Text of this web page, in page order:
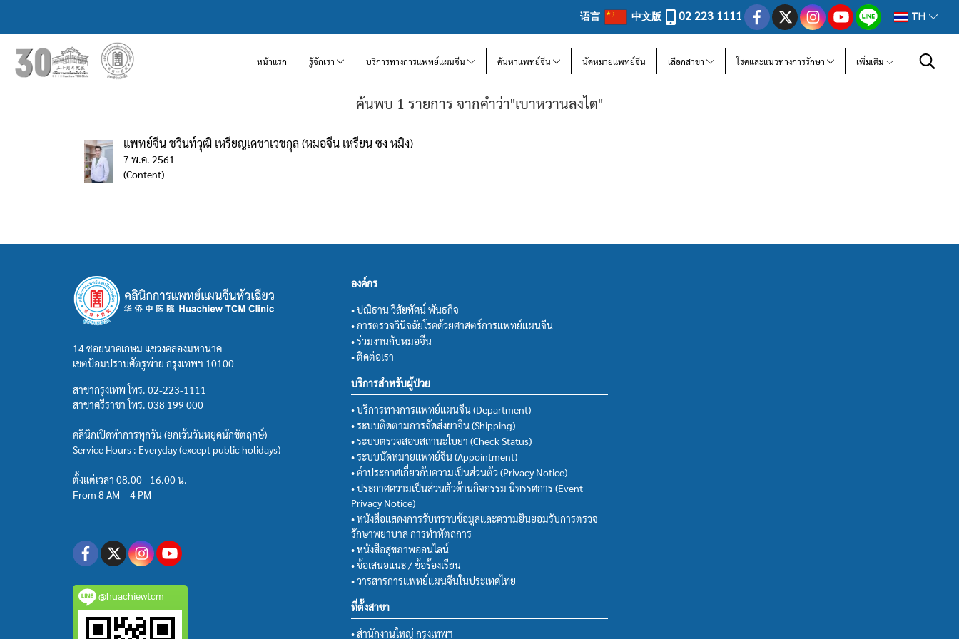
语言 中文版 02 223 1111 TH
หน้าแรก รู้จักเรา บริการทางการแพทย์แผนจีน ค้นหาแพทย์จีน นัดหมายแพทย์จีน เลือกสาขา โรคและแนวทางการรักษา เพิ่มเติม
ค้นพบ 1 รายการ จากคำว่า"เบาหวานลงไต"
แพทย์จีน ชวินท์วุฒิ เหรียญเดชาเวชกุล (หมอจีน เหรียน ซง หมิง)
7 พ.ค. 2561
(Content)
14 ซอยนาคเกษม แขวงคลองมหานาค
เขตป้อมปราบศัตรูพ่าย กรุงเทพฯ 10100
สาขากรุงเทพ โทร. 02-223-1111
สาขาศรีราชา โทร. 038 199 000
คลินิกเปิดทำการทุกวัน (ยกเว้นวันหยุดนักขัตฤกษ์)
Service Hours : Everyday (except public holidays)
ตั้งแต่เวลา 08.00 - 16.00 น.
From 8 AM – 4 PM
@huachiewtcm
องค์กร
• ปณิธาน วิสัยทัศน์ พันธกิจ
• การตรวจวินิจฉัยโรคด้วยศาสตร์การแพทย์แผนจีน
• ร่วมงานกับหมอจีน
• ติดต่อเรา
บริการสำหรับผู้ป่วย
• บริการทางการแพทย์แผนจีน (Department)
• ระบบติดตามการจัดส่งยาจีน (Shipping)
• ระบบตรวจสอบสถานะใบยา (Check Status)
• ระบบนัดหมายแพทย์จีน (Appointment)
• คำประกาศเกี่ยวกับความเป็นส่วนตัว (Privacy Notice)
• ประกาศความเป็นส่วนตัวด้านกิจกรรม นิทรรศการ (Event
Privacy Notice)
• หนังสือแสดงการรับทราบข้อมูลและความยินยอมรับการตรวจ
รักษาพยาบาล การทำหัตถการ
• หนังสือสุขภาพออนไลน์
• ข้อเสนอแนะ / ข้อร้องเรียน
• วารสารการแพทย์แผนจีนในประเทศไทย
ที่ตั้งสาขา
• สำนักงานใหญ่ กรุงเทพฯ